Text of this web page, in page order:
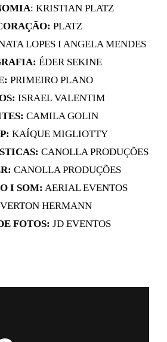
: KRISTIAN PLATZ
PLATZ
LOPES I ANGELA MENDES
ÉDER SEKINE
PRIMEIRO PLANO
ISRAEL VALENTIM
CAMILA GOLIN
KAÍQUE MIGLIOTTY
CANOLLA PRODUÇÕES
CANOLLA PRODUÇÕES
I SOM: AERIAL EVENTOS
HERMANN
FOTOS: JD EVENTOS